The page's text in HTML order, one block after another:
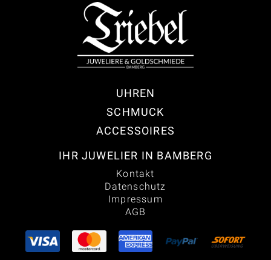
UHREN
SCHMUCK
ACCESSOIRES
IHR JUWELIER IN BAMBERG
Kontakt
Datenschutz
Impressum
AGB